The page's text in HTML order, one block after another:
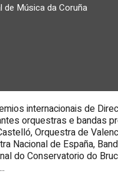
de Música da Coruña
internacionais de
orquestras e bandas
Orquestra de
Nacional de España,
do Conservatorio do